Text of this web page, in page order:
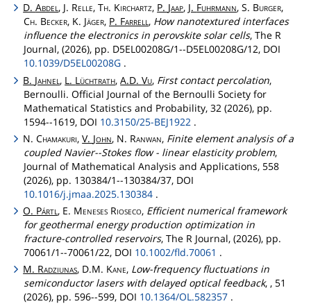
D.Abdel, J. Relle,Th. Kirchartz, P. Jaap, J. Fuhrmann, S. Burger,
Ch. Becker, K. Jäger, P. Farrell, How nanotextured interfaces
influence the electronics in perovskite solar cells, The R
Journal, (2026), pp. D5EL00208G/1--D5EL00208G/12, DOI
10.1039/D5EL00208G .
B. Jahnel , L. Lüchtrath,A.D.Vu, First contact percolation,
Bernoulli. Official Journal of the Bernoulli Society for
Mathematical Statistics and Probability, 32 (2026), pp.
1594--1619, DOI 10.3150/25-BEJ1922 .
N.Chamakuri,V. John, N. Ranwan, Finite element analysis of a
coupled Navier--Stokes flow - linear elasticity problem,
Journal of Mathematical Analysis and Applications, 558
(2026), pp. 130384/1--130384/37, DOI
10.1016/j.jmaa.2025.130384 .
O. Pártl, E. Meneses Rioseco, Efficient numerical framework
for geothermal energy production optimization in
fracture-controlled reservoirs, The R Journal, (2026), pp.
70061/1--70061/22, DOI 10.1002/fld.70061 .
M. Radziunas, D.M. Kane, Low-frequency fluctuations in
semiconductor lasers with delayed optical feedback, , 51
(2026), pp. 596--599, DOI 10.1364/OL.582357 .